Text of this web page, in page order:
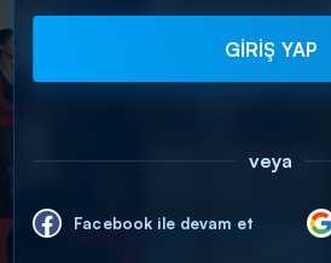
GİRİŞ YAP
veya
Facebook ile devam et